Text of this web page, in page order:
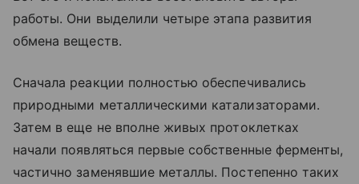
работы. Они выделили четыре этапа развития
обмена веществ.
Сначала реакции полностью обеспечивались
природными металлическими катализаторами.
Затем в еще не вполне живых протоклетках
начали появляться первые собственные ферменты,
частично заменявшие металлы. Постепенно таких